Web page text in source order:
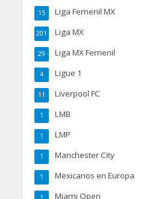
Liga Femenil MX
15
Liga MX
201
Liga MX Femenil
29
Ligue 1
4
Liverpool FC
11
LMB
1
LMP
1
Manchester City
1
Mexicanos en Europa
1
Miami Open
1